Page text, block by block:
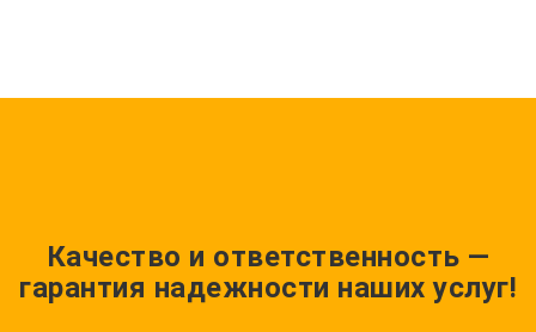
Качество и ответственность —
гарантия надежности наших услуг!